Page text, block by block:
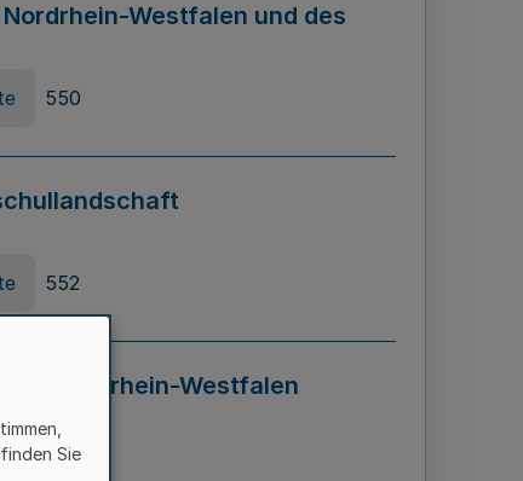
Westfalen und des
550
552
in Nordrhein-Westfalen
595
Sie